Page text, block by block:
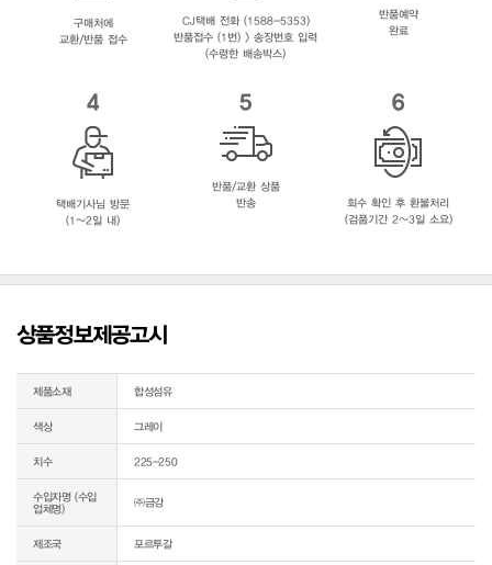
구매처에
교환/반품 접수
CJ택배 전화 (1588-5353)
반품접수 (1번) > 송장번호 입력
(수령한 배송박스)
반품예약
완료
4
택배기사님 방문
(1~2일 내)
5
반품/교환 상품
반송
6
회수 확인 후 환불처리
(검품기간 2~3일 소요)
상품정보제공고시
제품소재 합성섬유
색상 그레이
치수 225-250
수입자명 (수입
업체명)
㈜금강
제조국 포르투갈